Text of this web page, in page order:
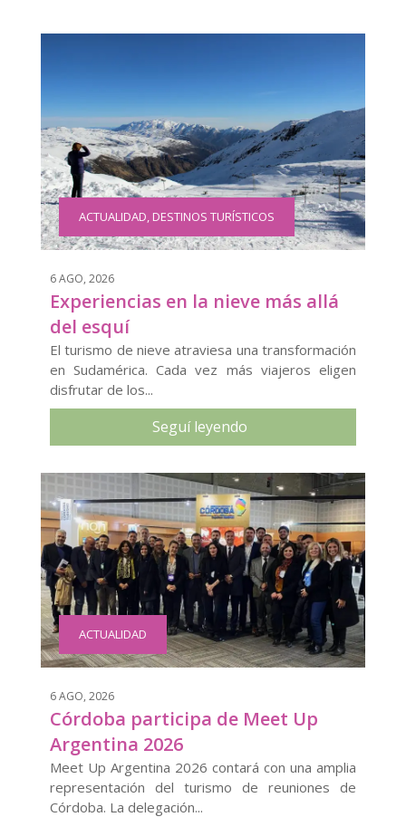
ACTUALIDAD,DESTINOS TURÍSTICOS
6 AGO, 2026
Experiencias en la nieve más allá
del esquí
El turismo de nieve atraviesa una transformación
en Sudamérica. Cada vez más viajeros eligen
disfrutar de los...
Seguí leyendo
ACTUALIDAD
6 AGO, 2026
Córdoba participa de Meet Up
Argentina 2026
Meet Up Argentina 2026 contará con una amplia
representación del turismo de reuniones de
Córdoba. La delegación...